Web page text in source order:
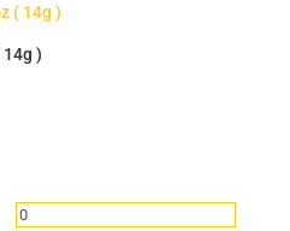
14g )
Preço